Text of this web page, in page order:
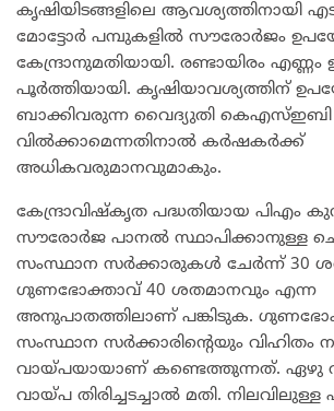
കൃഷിയിടങ്ങളിലെ ആവശ്യത്തിനായി
മോട്ടോർ പമ്പുകളിൽ സൗരോർജം
കേന്ദ്രാനുമതിയായി. രണ്ടായിരം
പൂർത്തിയായി. കൃഷിയാവശ്യത്തിന്‌
ബാക്കിവരുന്ന വൈദ്യുതി കെഎസ്‌ഇബി
വിൽക്കാമെന്നതിനാൽ കർഷകർക്ക്‌
അധികവരുമാനവുമാകും.
കേന്ദ്രാവിഷ്‌കൃത പദ്ധതിയായ പിഎം
സൗരോർജ പാനൽ സ്ഥാപിക്കാനുള്ള
സംസ്ഥാന സർക്കാരുകൾ ചേർന്ന് 30
ഗുണഭേ‍ാക്താവ് 40 ശതമാനവും എന്ന
അനുപാതത്തിലാണ്‌ പങ്കിടുക.
സംസ്ഥാന സർക്കാരിന്റെയും വിഹിതം
വായ്പയായാണ്‌ കണ്ടെത്തുന്നത്‌. ഏഴു
വായ്പ തിരിച്ചടച്ചാൽ മതി.